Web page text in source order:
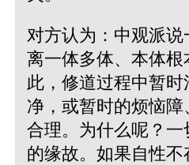
对方认为：中观派
离一体多体、本体
此，修道过程中暂
净，或暂时的烦恼
合理。为什么呢？
的缘故。如果自性不